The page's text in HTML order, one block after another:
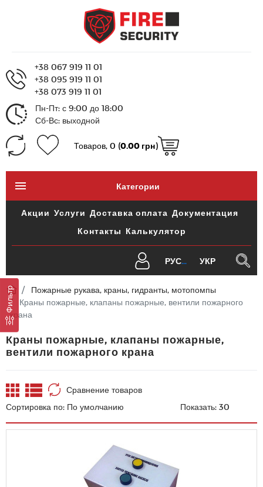
+38 067 919 11 01
+38 095 919 11 01
+38 073 919 11 01
Пн-Пт: с 9:00 до 18:00
Сб-Вс: выходной
Товаров, 0 (0.00 грн)
Категории
Акции Услуги Доставка оплата Документация
Контакты Калькулятор
РУС УКР
Фильтр
Пожарные рукава, краны, гидранты, мотопомпы
Краны пожарные, клапаны пожарные, вентили пожарного
крана
Краны пожарные, клапаны пожарные,
вентили пожарного крана
Сравнение товаров
Сортировка по:
Показать: